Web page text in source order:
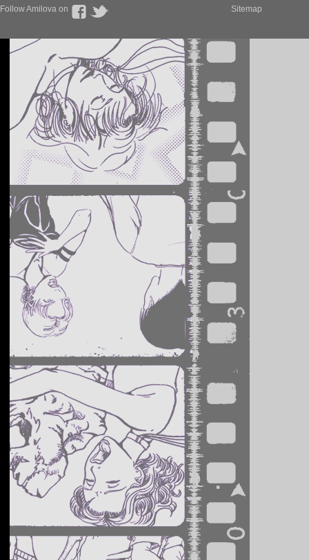
Follow Amilova on Sitemap